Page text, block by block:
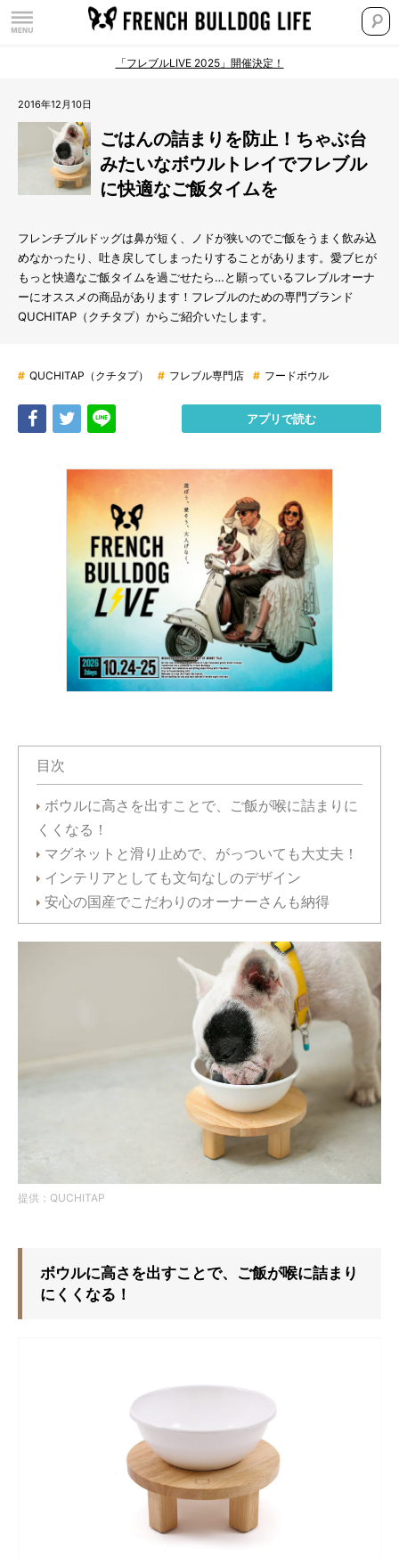
「フレブルLIVE 2025」開催決定！
2016年12月10日
ごはんの詰まりを防止！ちゃぶ台
みたいなボウルトレイでフレブル
に快適なご飯タイムを
フレンチブルドッグは鼻が短く、ノドが狭いのでご飯をうまく飲み込
めなかったり、吐き戻してしまったりすることがあります。愛ブヒが
もっと快適なご飯タイムを過ごせたら…と願っているフレブルオーナ
ーにオススメの商品があります！フレブルのための専門ブランド
QUCHITAP（クチタプ）からご紹介いたします。
# QUCHITAP（クチタプ） # フレブル専門店 # フードボウル
Share Tweet アプリで読む
目次
ボウルに高さを出すことで、ご飯が喉に詰まりに
くくなる！
マグネットと滑り止めで、がっついても大丈夫！
インテリアとしても文句なしのデザイン
安心の国産でこだわりのオーナーさんも納得
提供：QUCHITAP
ボウルに高さを出すことで、ご飯が喉に詰まり
にくくなる！